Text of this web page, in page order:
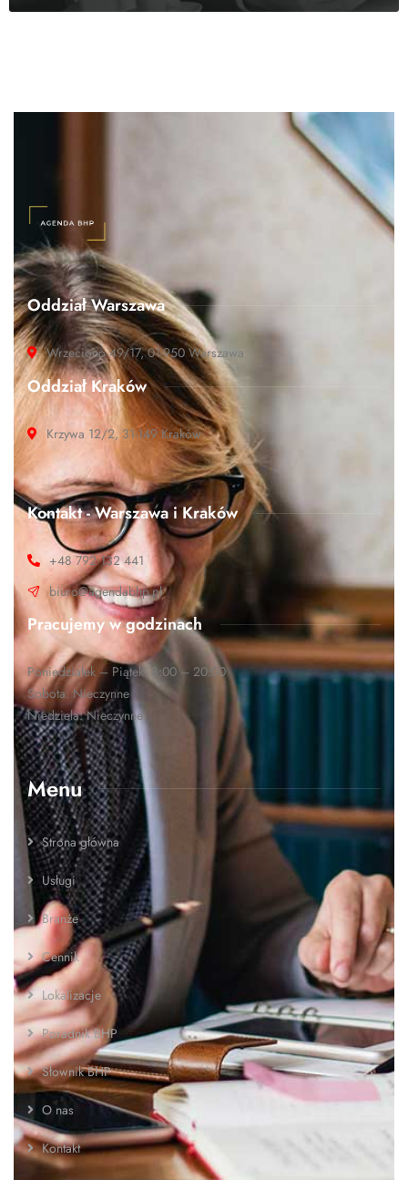
Oddział Warszawa
Wrzeciono 49/17, 01-950 Warszawa
Oddział Kraków
Krzywa 12/2, 31-149 Kraków
Kontakt - Warszawa i Kraków
+48 792 132 441
biuro@agendabhp.pl
Pracujemy w godzinach
Poniedziałek – Piątek: 8:00 – 20:00
Sobota: Nieczynne
Niedziela: Nieczynne
Menu
Strona główna
Usługi
Branże
Cennik
Lokalizacje
Poradnik BHP
Słownik BHP
O nas
Kontakt